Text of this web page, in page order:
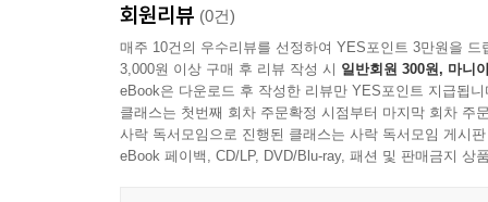
회원리뷰 (0건)
매주 10건의 우수리뷰를 선정하여 YES포인트 3만원을 드
3,000원 이상 구매 후 리뷰 작성 시 일반회원 300원, 마니
eBook은 다운로드 후 작성한 리뷰만 YES포인트 지급됩니
클래스는 첫번째 회차 주문확정 시점부터 마지막 회차 주
사락 독서모임으로 진행된 클래스는 사락 독서모임 게시
eBook 페이백, CD/LP, DVD/Blu-ray, 패션 및 판매금지 상